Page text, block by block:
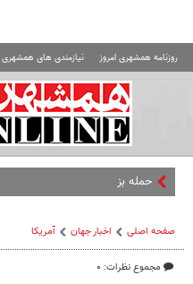
روزنامه همشهری امروز نیازمندی های همشهری
حمله بزرگی تو راهه…
صفحه اصلی اخبار جهان آمریکا
مجموع نظرات: ۰